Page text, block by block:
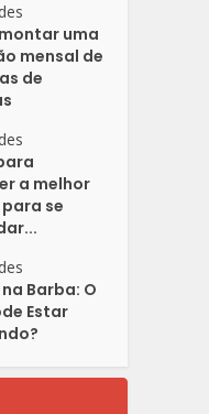
uma
mensal de
de
a melhor
se
Barba: O
Estar